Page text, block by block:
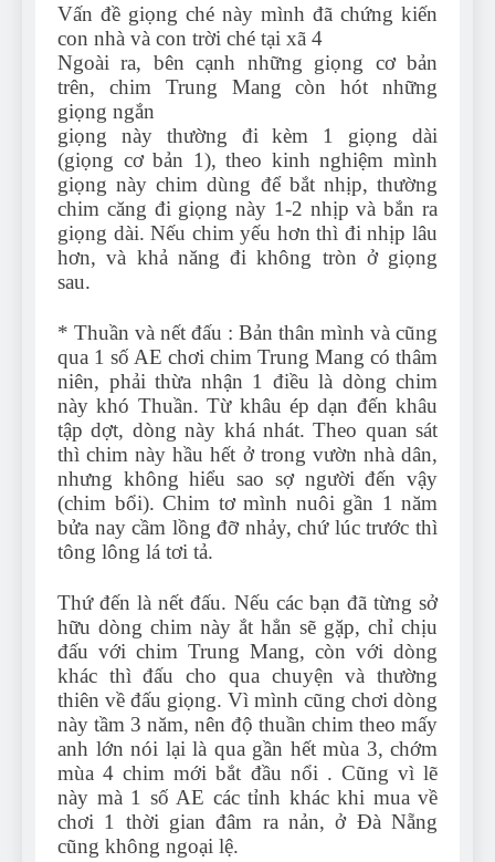
Vấn đề giọng ché này mình đã chứng kiến
con nhà và con trời ché tại xã 4
Ngoài ra, bên cạnh những giọng cơ bản
trên, chim Trung Mang còn hót những
giọng ngắn
giọng này thường đi kèm 1 giọng dài
(giọng cơ bản 1), theo kinh nghiệm mình
giọng này chim dùng để bắt nhịp, thường
chim căng đi giọng này 1-2 nhịp và bắn ra
giọng dài. Nếu chim yếu hơn thì đi nhịp lâu
hơn, và khả năng đi không tròn ở giọng
sau.
* Thuần và nết đấu : Bản thân mình và cũng
qua 1 số AE chơi chim Trung Mang có thâm
niên, phải thừa nhận 1 điều là dòng chim
này khó Thuần. Từ khâu ép dạn đến khâu
tập dợt, dòng này khá nhát. Theo quan sát
thì chim này hầu hết ở trong vườn nhà dân,
nhưng không hiểu sao sợ người đến vậy
(chim bổi). Chim tơ mình nuôi gần 1 năm
bửa nay cầm lồng đỡ nhảy, chứ lúc trước thì
tông lông lá tơi tả.
Thứ đến là nết đấu. Nếu các bạn đã từng sở
hữu dòng chim này ắt hẳn sẽ gặp, chỉ chịu
đấu với chim Trung Mang, còn với dòng
khác thì đấu cho qua chuyện và thường
thiên về đấu giọng. Vì mình cũng chơi dòng
này tầm 3 năm, nên độ thuần chim theo mấy
anh lớn nói lại là qua gần hết mùa 3, chớm
mùa 4 chim mới bắt đầu nổi . Cũng vì lẽ
này mà 1 số AE các tỉnh khác khi mua về
chơi 1 thời gian đâm ra nản, ở Đà Nẵng
cũng không ngoại lệ.